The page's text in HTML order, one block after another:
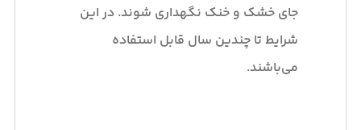
جای خشک و خنک نگهداری شوند. در این
شرایط تا چندین سال قابل استفاده
می‌باشند.